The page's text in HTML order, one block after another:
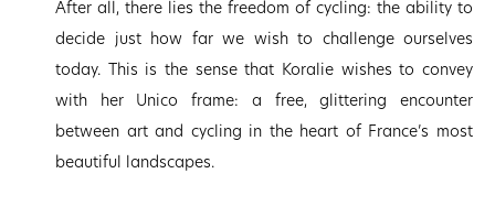
After all, there lies the freedom of cycling: the ability to
decide just how far we wish to challenge ourselves
today. This is the sense that Koralie wishes to convey
with her Unico frame: a free, glittering encounter
between art and cycling in the heart of France’s most
beautiful landscapes.